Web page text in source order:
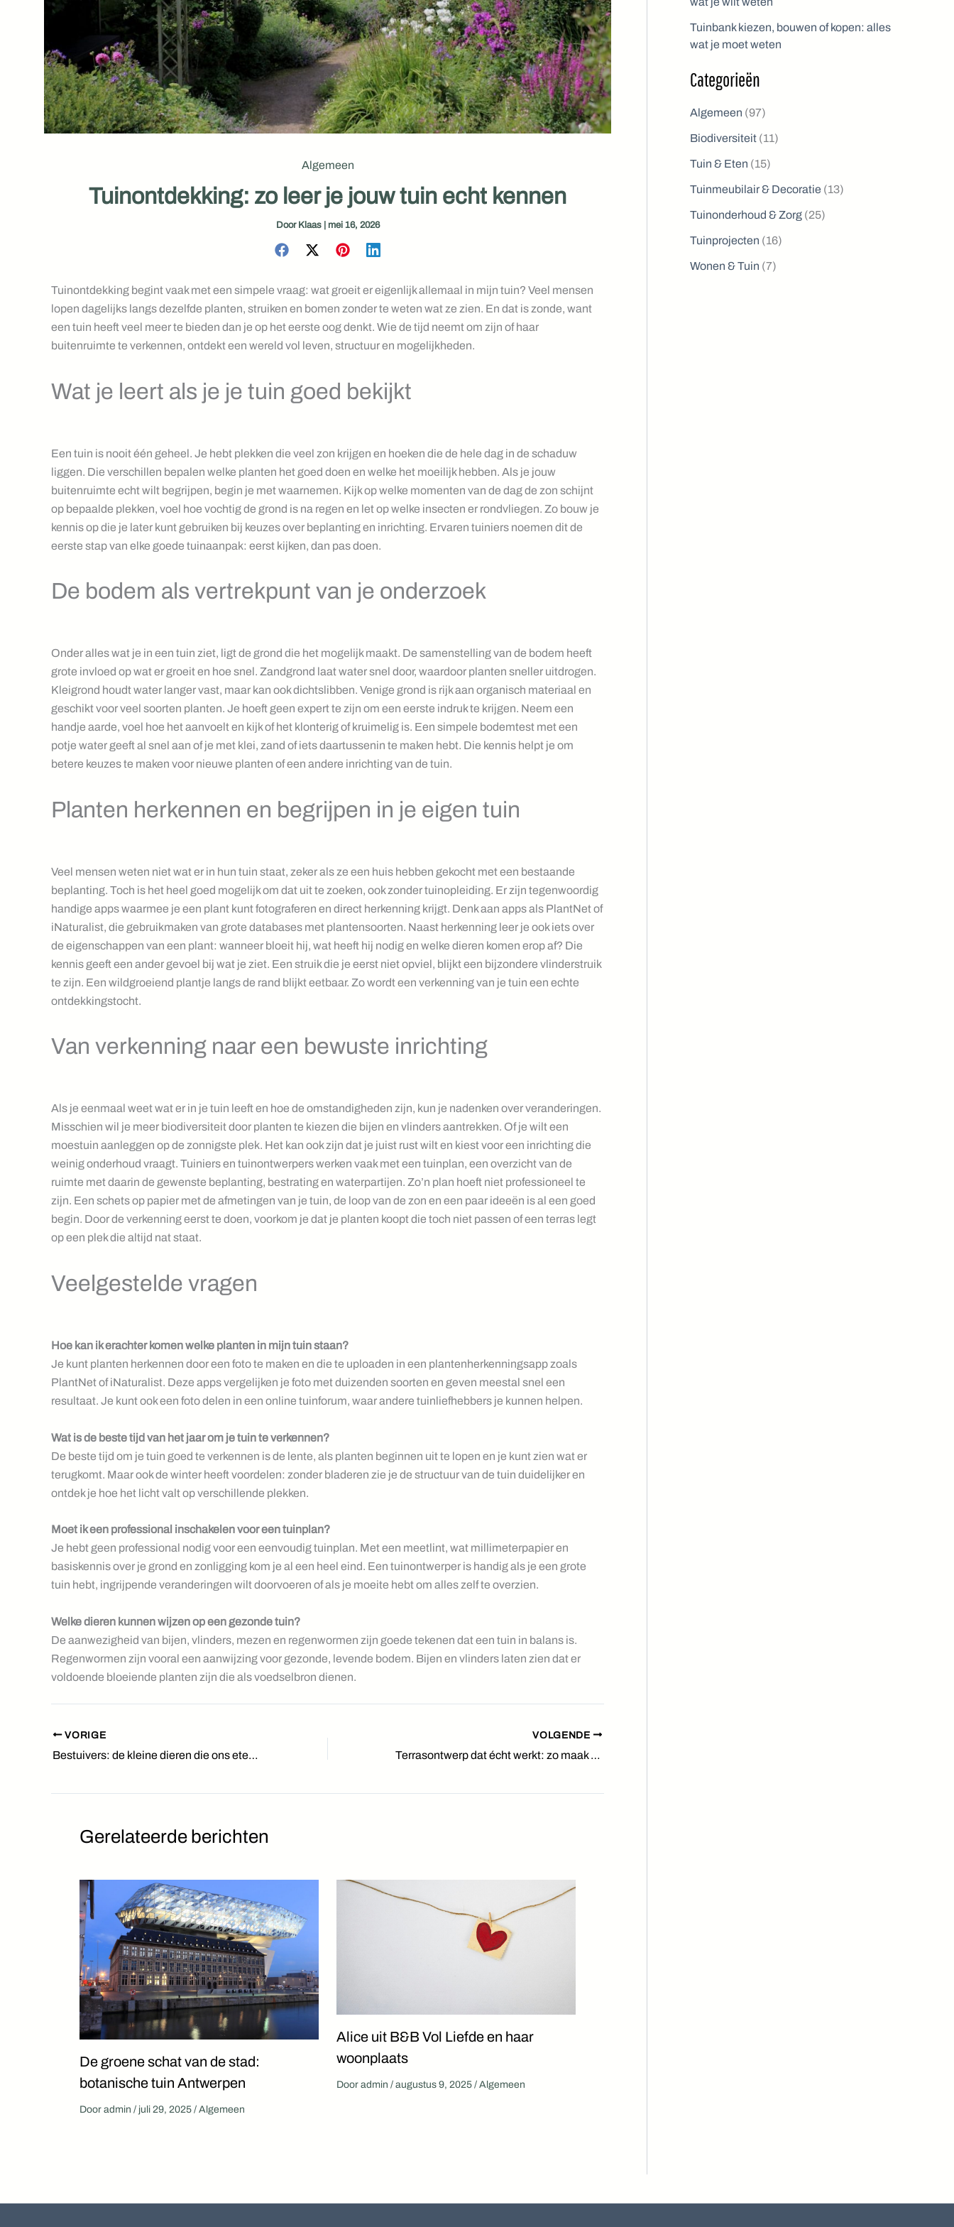
Algemeen
Tuinontdekking: zo leer je jouw tuin echt kennen
Door Klaas mei 16, 2026
Tuinontdekking begint vaak met een simpele vraag: wat groeit er eigenlijk allemaal in mijn tuin? Veel mensen
lopen dagelijks langs dezelfde planten, struiken en bomen zonder te weten wat ze zien. En dat is zonde, want
een tuin heeft veel meer te bieden dan je op het eerste oog denkt. Wie de tijd neemt om zijn of haar
buitenruimte te verkennen, ontdekt een wereld vol leven, structuur en mogelijkheden.
Wat je leert als je je tuin goed bekijkt
Een tuin is nooit één geheel. Je hebt plekken die veel zon krijgen en hoeken die de hele dag in de schaduw
liggen. Die verschillen bepalen welke planten het goed doen en welke het moeilijk hebben. Als je jouw
buitenruimte echt wilt begrijpen, begin je met waarnemen. Kijk op welke momenten van de dag de zon schijnt
op bepaalde plekken, voel hoe vochtig de grond is na regen en let op welke insecten er rondvliegen. Zo bouw je
kennis op die je later kunt gebruiken bij keuzes over beplanting en inrichting. Ervaren tuiniers noemen dit de
eerste stap van elke goede tuinaanpak: eerst kijken, dan pas doen.
De bodem als vertrekpunt van je onderzoek
Onder alles wat je in een tuin ziet, ligt de grond die het mogelijk maakt. De samenstelling van de bodem heeft
grote invloed op wat er groeit en hoe snel. Zandgrond laat water snel door, waardoor planten sneller uitdrogen.
Kleigrond houdt water langer vast, maar kan ook dichtslibben. Venige grond is rijk aan organisch materiaal en
geschikt voor veel soorten planten. Je hoeft geen expert te zijn om een eerste indruk te krijgen. Neem een
handje aarde, voel hoe het aanvoelt en kijk of het klonterig of kruimelig is. Een simpele bodemtest met een
potje water geeft al snel aan of je met klei, zand of iets daartussenin te maken hebt. Die kennis helpt je om
betere keuzes te maken voor nieuwe planten of een andere inrichting van de tuin.
Planten herkennen en begrijpen in je eigen tuin
Veel mensen weten niet wat er in hun tuin staat, zeker als ze een huis hebben gekocht met een bestaande
beplanting. Toch is het heel goed mogelijk om dat uit te zoeken, ook zonder tuinopleiding. Er zijn tegenwoordig
handige apps waarmee je een plant kunt fotograferen en direct herkenning krijgt. Denk aan apps als PlantNet of
iNaturalist, die gebruikmaken van grote databases met plantensoorten. Naast herkenning leer je ook iets over
de eigenschappen van een plant: wanneer bloeit hij, wat heeft hij nodig en welke dieren komen erop af? Die
kennis geeft een ander gevoel bij wat je ziet. Een struik die je eerst niet opviel, blijkt een bijzondere vlinderstruik
te zijn. Een wildgroeiend plantje langs de rand blijkt eetbaar. Zo wordt een verkenning van je tuin een echte
ontdekkingstocht.
Van verkenning naar een bewuste inrichting
Als je eenmaal weet wat er in je tuin leeft en hoe de omstandigheden zijn, kun je nadenken over veranderingen.
Misschien wil je meer biodiversiteit door planten te kiezen die bijen en vlinders aantrekken. Of je wilt een
moestuin aanleggen op de zonnigste plek. Het kan ook zijn dat je juist rust wilt en kiest voor een inrichting die
weinig onderhoud vraagt. Tuiniers en tuinontwerpers werken vaak met een tuinplan, een overzicht van de
ruimte met daarin de gewenste beplanting, bestrating en waterpartijen. Zo’n plan hoeft niet professioneel te
zijn. Een schets op papier met de afmetingen van je tuin, de loop van de zon en een paar ideeën is al een goed
begin. Door de verkenning eerst te doen, voorkom je dat je planten koopt die toch niet passen of een terras legt
op een plek die altijd nat staat.
Veelgestelde vragen
Hoe kan ik erachter komen welke planten in mijn tuin staan?
Je kunt planten herkennen door een foto te maken en die te uploaden in een plantenherkenningsapp zoals
PlantNet of iNaturalist. Deze apps vergelijken je foto met duizenden soorten en geven meestal snel een
resultaat. Je kunt ook een foto delen in een online tuinforum, waar andere tuinliefhebbers je kunnen helpen.
Wat is de beste tijd van het jaar om je tuin te verkennen?
De beste tijd om je tuin goed te verkennen is de lente, als planten beginnen uit te lopen en je kunt zien wat er
terugkomt. Maar ook de winter heeft voordelen: zonder bladeren zie je de structuur van de tuin duidelijker en
ontdek je hoe het licht valt op verschillende plekken.
Moet ik een professional inschakelen voor een tuinplan?
Je hebt geen professional nodig voor een eenvoudig tuinplan. Met een meetlint, wat millimeterpapier en
basiskennis over je grond en zonligging kom je al een heel eind. Een tuinontwerper is handig als je een grote
tuin hebt, ingrijpende veranderingen wilt doorvoeren of als je moeite hebt om alles zelf te overzien.
Welke dieren kunnen wijzen op een gezonde tuin?
De aanwezigheid van bijen, vlinders, mezen en regenwormen zijn goede tekenen dat een tuin in balans is.
Regenwormen zijn vooral een aanwijzing voor gezonde, levende bodem. Bijen en vlinders laten zien dat er
voldoende bloeiende planten zijn die als voedselbron dienen.
VORIGE
Bestuivers: de kleine dieren die ons eten mogelijk maken
VOLGENDE
Terrasontwerp dat écht werkt: zo maak je van je buitenruimte een fijne plek
Gerelateerde berichten
De groene schat van de stad:
botanische tuin Antwerpen
Door admin / juli 29, 2025 / Algemeen
Alice uit B&B Vol Liefde en haar
woonplaats
Door admin / augustus 9, 2025 / Algemeen
Tuinbank kiezen, bouwen of kopen: alles
wat je moet weten
Categorieën
Algemeen (97)
Biodiversiteit (11)
Tuin & Eten (15)
Tuinmeubilair & Decoratie (13)
Tuinonderhoud & Zorg (25)
Tuinprojecten (16)
Wonen & Tuin (7)